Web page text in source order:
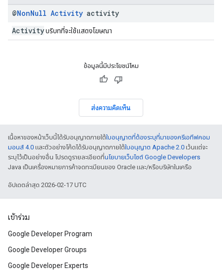
@NonNull Activity activity
Activityบริบทที่จะใช้แสดงโฆษณา
ข้อมูลนี้มีประโยชน์ไหม
ส่งความคิดเห็น
เนื้อหาของหน้าเว็บนี้ได้รับอนุญาตภายใต้ใบอนุญาตที่ต้องระบุที่มาของครีเอทีฟคอม
มอนส์ 4.0 และตัวอย่างโค้ดได้รับอนุญาตภายใต้ใบอนุญาต Apache 2.0 เว้นแต่จะ
ระบุไว้เป็นอย่างอื่น โปรดดูรายละเอียดที่นโยบายเว็บไซต์ Google Developers
Java เป็นเครื่องหมายการค้าจดทะเบียนของ Oracle และ/หรือบริษัทในเครือ
อัปเดตล่าสุด 2026-02-17 UTC
เข้าร่วม
Google Developer Program
Google Developer Groups
Google Developer Experts